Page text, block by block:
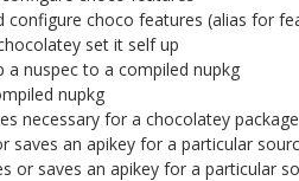
configure choco features (alias for
set it self up
a nuspec to a compiled nupkg
nupkg
necessary for a chocolatey package
saves an apikey for a particular
or saves an apikey for a particular